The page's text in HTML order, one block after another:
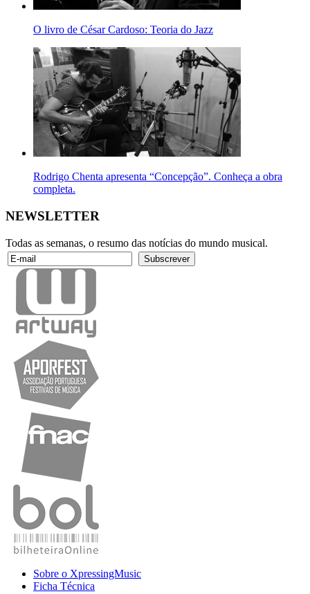
O livro de César Cardoso: Teoria do Jazz
Rodrigo Chenta apresenta “Concepção”. Conheça a obra
completa.
NEWSLETTER
Todas as semanas, o resumo das notícias do mundo musical.
Sobre o XpressingMusic
Ficha Técnica